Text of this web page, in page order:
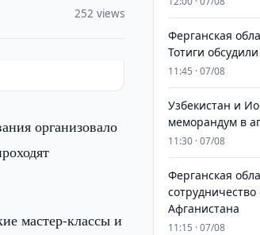
252 views
организовало
мастер-классы и
Ферганская
Тотиги
11:45 · 07/08
Узбекистан и
меморандум в
11:30 · 07/08
Ферганская
Афганистана
11:15 · 07/08